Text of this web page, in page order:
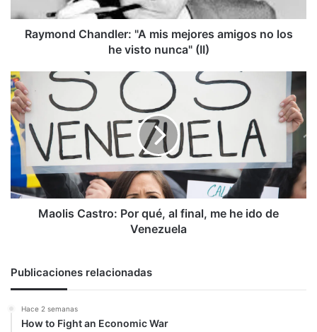
he
vistoRaymond Chandler: "A mis mejores amigos no los
he visto nunca" (II)
Maolis
Castro:
Por
qué,
al
final,
me
he
ido
Maolis Castro: Por qué, al final, me he ido de
Venezuela
Publicaciones relacionadas
Hace 2 semanas
How to Fight an Economic War